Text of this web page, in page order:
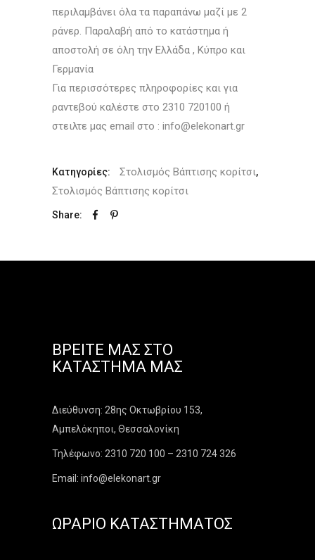
περιλαμβάνει όλα τα παραπάνω μαζί με 2
ράνερ. Παραλαβή από το κατάστημα ή
αποστολή σε όλη την Ελλάδα , Κύπρο και
Γερμανία
Για περισσότερες πληροφορίες και για
ραντεβού καλέστε στο 2310 720100 ή
στειλτε μας email στο : info@elekonart.gr
Κατηγορίες: Στολισμός Βάπτισης κορίτσι,
Στολισμός Βάπτισης κορίτσι
Share:
ΒΡΕΊΤΕ ΜΑΣ ΣΤΟ
ΚΑΤΆΣΤΗΜΑ ΜΑΣ
Διεύθυνση: 28ης Οκτωβρίου 153,
Αμπελόκηποι, Θεσσαλονίκη
Τηλέφωνο: 2310 720 100 – 2310 724 326
Email: info@elekonart.gr
ΩΡΆΡΙΟ ΚΑΤΑΣΤΉΜΑΤΟΣ